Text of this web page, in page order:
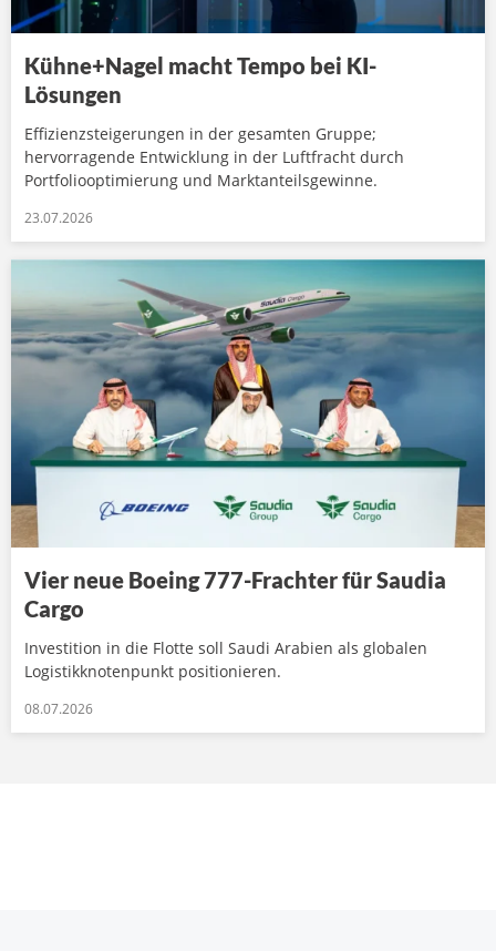
Kühne+Nagel macht Tempo bei KI-
Lösungen
Effizienzsteigerungen in der gesamten Gruppe;
hervorragende Entwicklung in der Luftfracht durch
Portfoliooptimierung und Marktanteilsgewinne.
23.07.2026
Vier neue Boeing 777-Frachter für Saudia
Cargo
Investition in die Flotte soll Saudi Arabien als globalen
Logistikknotenpunkt positionieren.
08.07.2026